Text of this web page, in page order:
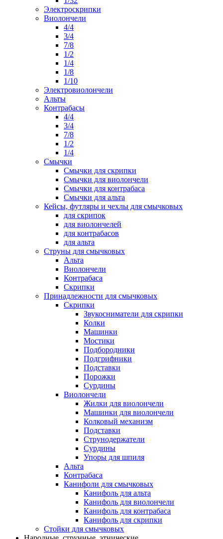
Электроскрипки
Виолончели
4/4
3/4
7/8
1/2
1/4
1/8
1/10
Электровиолончели
Альты
Контрабасы
4/4
3/4
7/8
1/2
1/4
Смычки
Смычки для скрипки
Смычки для виолончели
Смычки для контрабаса
Смычки для альта
Кейсы, футляры и чехлы для смычковых
для скрипок
для виолончелей
для контрабасов
для альта
Струны для смычковых
Альта
Виолончели
Контрабаса
Скрипки
Принадлежности для смычковых
Скрипки
Звукосниматели для скрипки
Колки
Машинки
Мостики
Подбородники
Подгрифники
Подставки
Порожки
Сурдины
Виолончели
Жилки для виолончели
Машинки для виолончели
Колковый механизм
Подставки
Струнодержатели
Сурдины
Упоры для шпиля
Альта
Контрабаса
Канифоли для смычковых
Канифоль для альта
Канифоль для виолончели
Канифоль для контрабаса
Канифоль для скрипки
Стойки для смычковых